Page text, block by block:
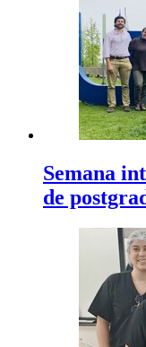
Semana
de